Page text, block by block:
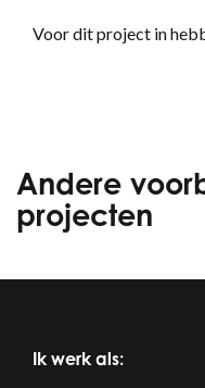
Voor dit project in
Andere
projecten
Ik werk als: